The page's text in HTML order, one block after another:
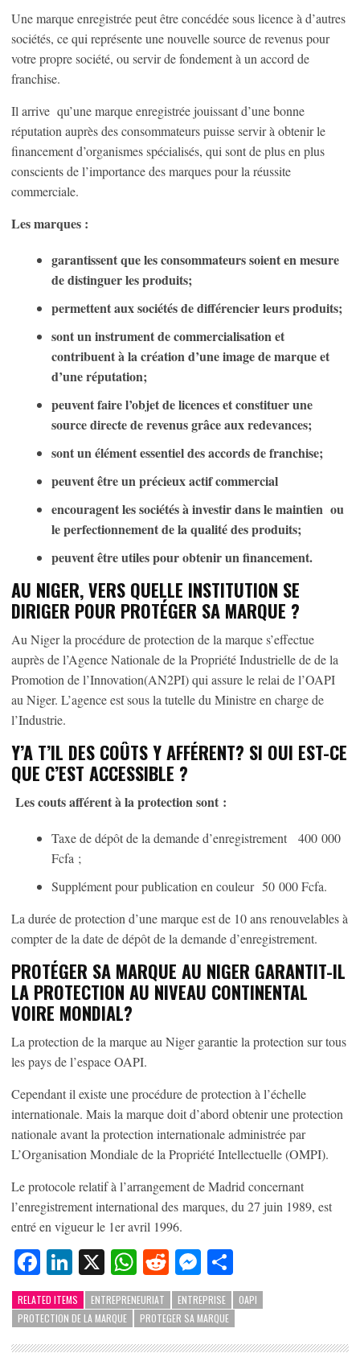
Une marque enregistrée peut être concédée sous licence à d’autres
sociétés, ce qui représente une nouvelle source de revenus pour
votre propre société, ou servir de fondement à un accord de
franchise.
Il arrive qu’une marque enregistrée jouissant d’une bonne
réputation auprès des consommateurs puisse servir à obtenir le
financement d’organismes spécialisés, qui sont de plus en plus
conscients de l’importance des marques pour la réussite
commerciale.
Les marques :
garantissent que les consommateurs soient en mesure
de distinguer les produits;
permettent aux sociétés de différencier leurs produits;
sont un instrument de commercialisation et
contribuent à la création d’une image de marque et
d’une réputation;
peuvent faire l’objet de licences et constituer une
source directe de revenus grâce aux redevances;
sont un élément essentiel des accords de franchise;
peuvent être un précieux actif commercial
encouragent les sociétés à investir dans le maintien ou
le perfectionnement de la qualité des produits;
peuvent être utiles pour obtenir un financement.
AU NIGER, VERS QUELLE INSTITUTION SE
DIRIGER POUR PROTÉGER SA MARQUE ?
Au Niger la procédure de protection de la marque s’effectue
auprès de l’Agence Nationale de la Propriété Industrielle de de la
Promotion de l’Innovation(AN2PI) qui assure le relai de l’OAPI
au Niger. L’agence est sous la tutelle du Ministre en charge de
l’Industrie.
Y’A T’IL DES COÛTS Y AFFÉRENT? SI OUI EST-CE
QUE C’EST ACCESSIBLE ?
Les couts afférent à la protection sont :
Taxe de dépôt de la demande d’enregistrement 400 000
Fcfa ;
Supplément pour publication en couleur 50 000 Fcfa.
La durée de protection d’une marque est de 10 ans renouvelables à
compter de la date de dépôt de la demande d’enregistrement.
PROTÉGER SA MARQUE AU NIGER GARANTIT-IL
LA PROTECTION AU NIVEAU CONTINENTAL
VOIRE MONDIAL?
La protection de la marque au Niger garantie la protection sur tous
les pays de l’espace OAPI.
Cependant il existe une procédure de protection à l’échelle
internationale. Mais la marque doit d’abord obtenir une protection
nationale avant la protection internationale administrée par
L’Organisation Mondiale de la Propriété Intellectuelle (OMPI).
Le protocole relatif à l’arrangement de Madrid concernant
l’enregistrement international des marques, du 27 juin 1989, est
entré en vigueur le 1er avril 1996.
Facebook
LinkedIn
X WhatsApp
RedditMessenger
RELATED ITEMS ENTREPRENEURIAT ENTREPRISE
OAPI
PROTECTION DE LA MARQUE
PROTEGER SA MARQUE